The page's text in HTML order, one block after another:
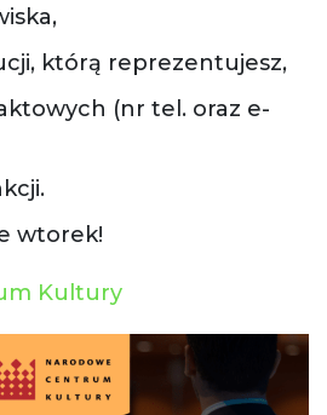
którą reprezentujesz,
(nr tel. oraz e-
wtorek!
Kultury